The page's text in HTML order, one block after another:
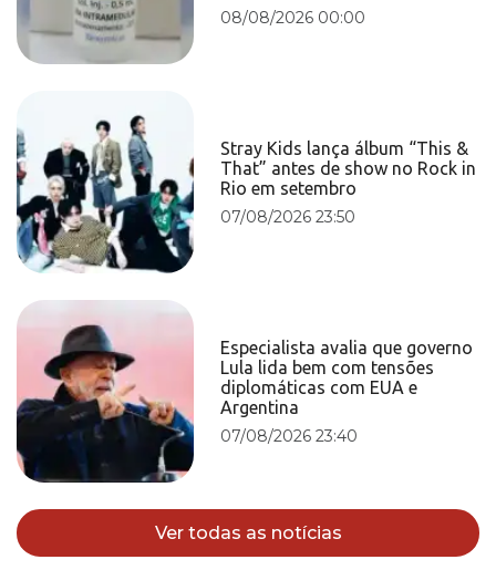
08/08/2026 00:00
Stray Kids lança álbum “This &
That” antes de show no Rock in
Rio em setembro
07/08/2026 23:50
Especialista avalia que governo
Lula lida bem com tensões
diplomáticas com EUA e
Argentina
07/08/2026 23:40
Ver todas as notícias